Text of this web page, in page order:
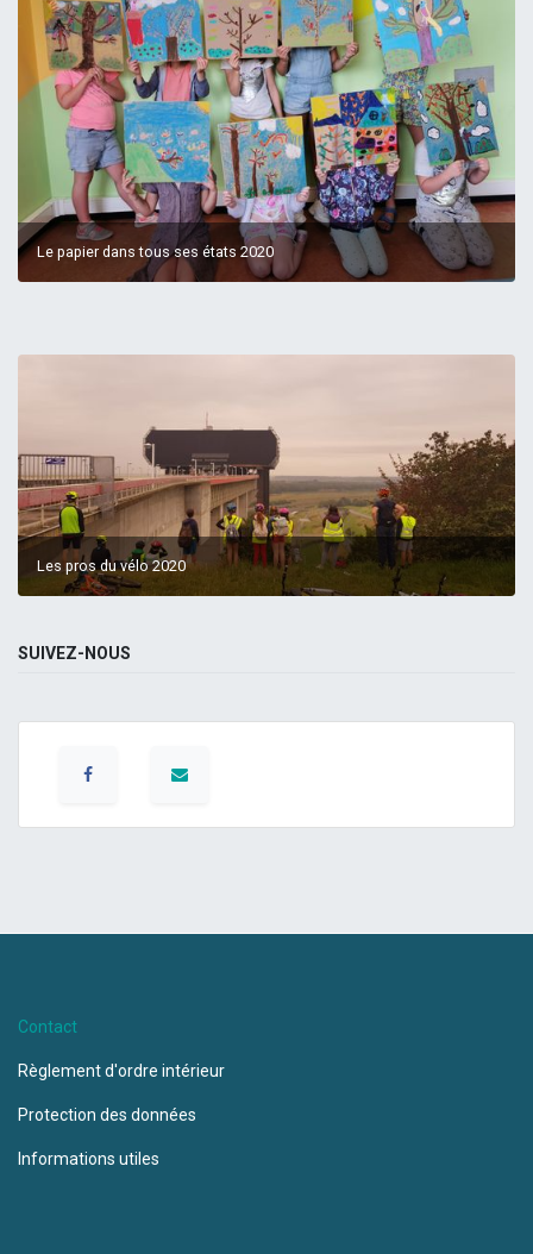
Le papier dans tous ses états 2020
Les pros du vélo 2020
SUIVEZ-NOUS
Contact
Règlement d'ordre intérieur
Protection des données
Informations utiles